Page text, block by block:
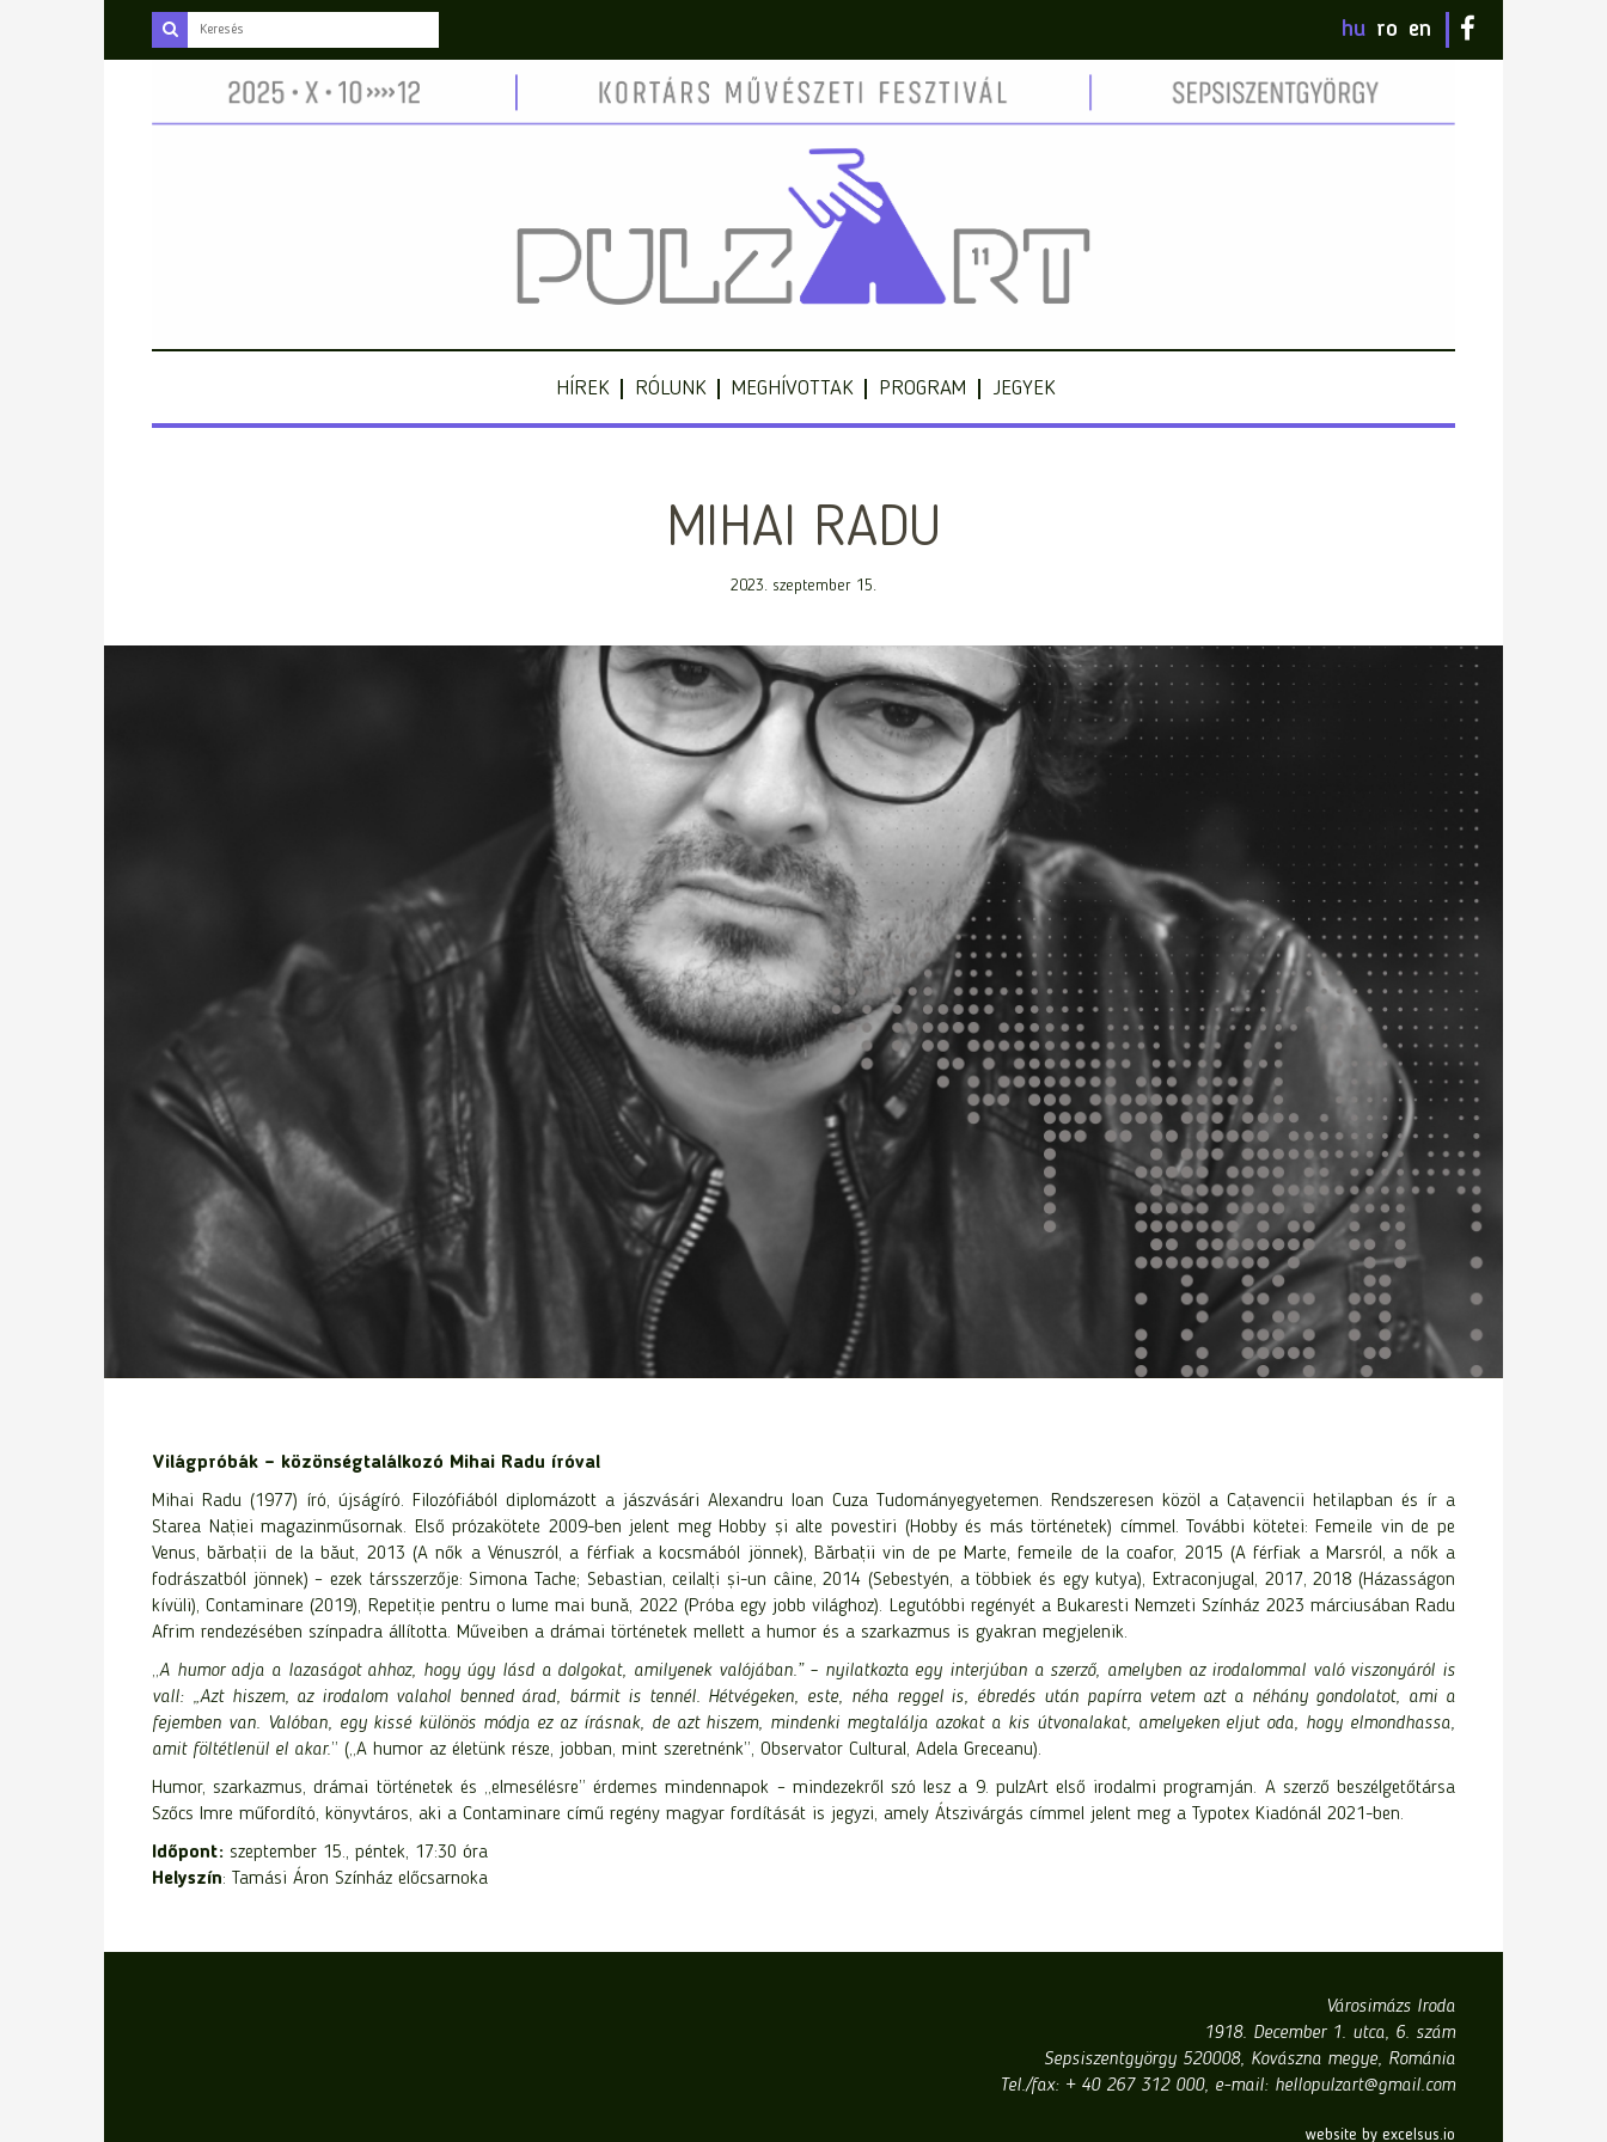
hu ro en
HÍREK RÓLUNK MEGHÍVOTTAK PROGRAM JEGYEK
MIHAI RADU
2023. szeptember 15.
Világpróbák – közönségtalálkozó Mihai Radu íróval
Mihai Radu (1977) író, újságíró. Filozófiából diplomázott a jászvásári Alexandru Ioan Cuza Tudományegyetemen. Rendszeresen közöl a Cațavencii hetilapban és ír a
Starea Nației magazinműsornak. Első prózakötete 2009-ben jelent meg Hobby și alte povestiri (Hobby és más történetek) címmel. További kötetei: Femeile vin de pe
Venus, bărbații de la băut, 2013 (A nők a Vénuszról, a férfiak a kocsmából jönnek), Bărbații vin de pe Marte, femeile de la coafor, 2015 (A férfiak a Marsról, a nők a
fodrászatból jönnek) – ezek társszerzője: Simona Tache; Sebastian, ceilalți și-un câine, 2014 (Sebestyén, a többiek és egy kutya), Extraconjugal, 2017, 2018 (Házasságon
kívüli), Contaminare (2019), Repetiție pentru o lume mai bună, 2022 (Próba egy jobb világhoz). Legutóbbi regényét a Bukaresti Nemzeti Színház 2023 márciusában Radu
Afrim rendezésében színpadra állította. Műveiben a drámai történetek mellett a humor és a szarkazmus is gyakran megjelenik.
„A humor adja a lazaságot ahhoz, hogy úgy lásd a dolgokat, amilyenek valójában.” – nyilatkozta egy interjúban a szerző, amelyben az irodalommal való viszonyáról is
vall: „Azt hiszem, az irodalom valahol benned árad, bármit is tennél. Hétvégeken, este, néha reggel is, ébredés után papírra vetem azt a néhány gondolatot, ami a
fejemben van. Valóban, egy kissé különös módja ez az írásnak, de azt hiszem, mindenki megtalálja azokat a kis útvonalakat, amelyeken eljut oda, hogy elmondhassa,
amit föltétlenül el akar.” („A humor az életünk része, jobban, mint szeretnénk”, Observator Cultural, Adela Greceanu).
Humor, szarkazmus, drámai történetek és „elmesélésre” érdemes mindennapok – mindezekről szó lesz a 9. pulzArt első irodalmi programján. A szerző beszélgetőtársa
Szőcs Imre műfordító, könyvtáros, aki a Contaminare című regény magyar fordítását is jegyzi, amely Átszivárgás címmel jelent meg a Typotex Kiadónál 2021-ben.
Időpont: szeptember 15., péntek, 17:30 óra
Helyszín: Tamási Áron Színház előcsarnoka
Városimázs Iroda
1918. December 1. utca, 6. szám
Sepsiszentgyörgy 520008, Kovászna megye, Románia
Tel./fax: + 40 267 312 000, e-mail: hellopulzart@gmail.com
website by excelsus.io